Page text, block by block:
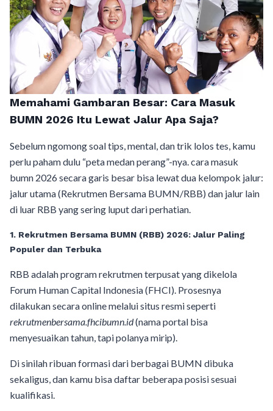
Memahami Gambaran Besar: Cara Masuk
BUMN 2026 Itu Lewat Jalur Apa Saja?
Sebelum ngomong soal tips, mental, dan trik lolos tes, kamu
perlu paham dulu “peta medan perang”-nya. cara masuk
bumn 2026 secara garis besar bisa lewat dua kelompok jalur:
jalur utama (Rekrutmen Bersama BUMN/RBB) dan jalur lain
di luar RBB yang sering luput dari perhatian.
1. Rekrutmen Bersama BUMN (RBB) 2026: Jalur Paling
Populer dan Terbuka
RBB adalah program rekrutmen terpusat yang dikelola
Forum Human Capital Indonesia (FHCI). Prosesnya
dilakukan secara online melalui situs resmi seperti
rekrutmenbersama.fhcibumn.id(nama portal bisa
menyesuaikan tahun, tapi polanya mirip).
Di sinilah ribuan formasi dari berbagai BUMN dibuka
sekaligus, dan kamu bisa daftar beberapa posisi sesuai
kualifikasi.